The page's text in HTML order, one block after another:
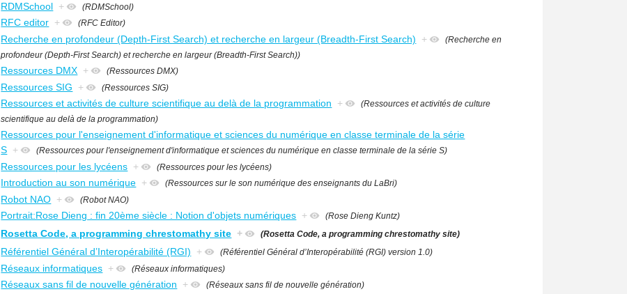
RDMSchool + (RDMSchool)
RFC editor + (RFC Editor)
Recherche en profondeur (Depth-First Search) et recherche en largeur (Breadth-First Search) +
(Recherche en
profondeur (Depth-First Search) et recherche en largeur (Breadth-First Search))
Ressources DMX + (Ressources DMX)
Ressources SIG + (Ressources SIG)
Ressources et activités de culture scientifique au delà de la programmation +
(Ressources et activités de culture
scientifique au delà de la programmation)
Ressources pour l'enseignement d'informatique et sciences du numérique en classe terminale de la série
S + (Ressources pour l'enseignement d'informatique et sciences du numérique en classe terminale de la série S)
Ressources pour les lycéens + (Ressources pour les lycéens)
Introduction au son numérique + (Ressources sur le son numérique des enseignants du LaBri)
Robot NAO + (Robot NAO)
Portrait:Rose Dieng : fin 20ème siècle : Notion d'objets numériques + (Rose Dieng Kuntz)
Rosetta Code, a programming chrestomathy site + (Rosetta Code, a programming chrestomathy site)
Référentiel Général d’Interopérabilité (RGI) + (Référentiel Général d’Interopérabilité (RGI) version 1.0)
Réseaux informatiques + (Réseaux informatiques)
Réseaux sans fil de nouvelle génération + (Réseaux sans fil de nouvelle génération)